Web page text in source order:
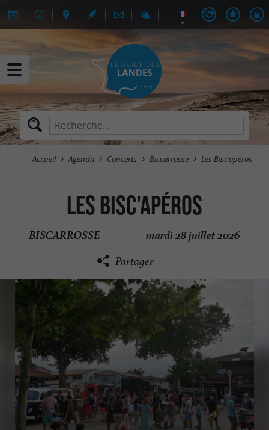
Accueil Agenda Concerts Biscarrosse Les Bisc'apéros
Les Bisc'apéros
BISCARROSSE mardi 28 juillet 2026
Partager